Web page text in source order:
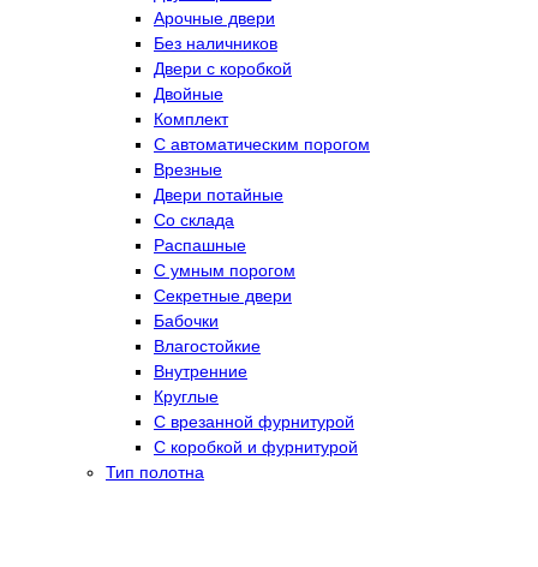
Арочные двери
Без наличников
Двери с коробкой
Двойные
Комплект
С автоматическим порогом
Врезные
Двери потайные
Со склада
Распашные
С умным порогом
Секретные двери
Бабочки
Влагостойкие
Внутренние
Круглые
С врезанной фурнитурой
С коробкой и фурнитурой
Тип полотна